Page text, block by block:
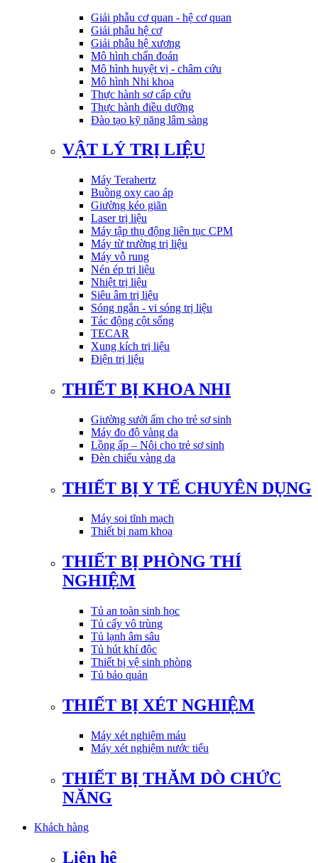
Giải phẫu cơ quan - hệ cơ quan
Giải phẫu hệ cơ
Giải phẫu hệ xương
Mô hình chẩn đoán
Mô hình huyệt vị - châm cứu
Mô hình Nhi khoa
Thực hành sơ cấp cứu
Thực hành điều dưỡng
Đào tạo kỹ năng lâm sàng
VẬT LÝ TRỊ LIỆU
Máy Terahertz
Buồng oxy cao áp
Giường kéo giãn
Laser trị liệu
Máy tập thụ động liên tục CPM
Máy từ trường trị liệu
Máy vỗ rung
Nén ép trị liệu
Nhiệt trị liệu
Siêu âm trị liệu
Sóng ngắn - vi sóng trị liệu
Tác động cột sống
TECAR
Xung kích trị liệu
Điện trị liệu
THIẾT BỊ KHOA NHI
Giường sưởi ấm cho trẻ sơ sinh
Máy đo độ vàng da
Lồng ấp – Nôi cho trẻ sơ sinh
Đèn chiếu vàng da
THIẾT BỊ Y TẾ CHUYÊN DỤNG
Máy soi tĩnh mạch
Thiết bị nam khoa
THIẾT BỊ PHÒNG THÍ
NGHIỆM
Tủ an toàn sinh học
Tủ cấy vô trùng
Tủ lạnh âm sâu
Tủ hút khí độc
Thiết bị vệ sinh phòng
Tủ bảo quản
THIẾT BỊ XÉT NGHIỆM
Máy xét nghiệm máu
Máy xét nghiệm nước tiểu
THIẾT BỊ THĂM DÒ CHỨC
NĂNG
Khách hàng
Liên hệ